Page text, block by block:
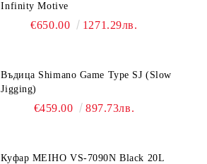
Infinity Motive
€650.00 1271.29лв.
Въдица Shimano Game Type SJ (Slow
Jigging)
€459.00 897.73лв.
Куфар MEIHO VS-7090N Black 20L